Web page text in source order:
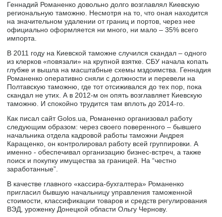
Геннадий Романенко довольно долго возглавлял Киевскую
региональную таможню. Несмотря на то, что оная находится
на значительном удалении от границ и портов, через нее
официально оформляется ни много, ни мало – 35% всего
импорта.
В 2011 году на Киевской таможне случился скандал – одного
из клерков «повязали» на крупной взятке. СБУ начала копать
глубже и вышла на масштабные схемы мздоимства. Геннадия
Романенко оперативно сняли с должности и перевели на
Полтавскую таможню, где тот отсиживался до тех пор, пока
скандал не утих. А в 2012-м он опять возглавляет Киевскую
таможню. И спокойно трудится там вплоть до 2014-го.
Как писал сайт Golos.ua, Романенко организовал работу
следующим образом: через своего поверенного – бывшего
начальника отдела кадровой работы таможни Андрея
Каращенко, он контролировал работу всей группировки. А
именно - обеспечивал организацию бизнес-встреч, а также
поиск и покупку имущества за границей. На “честно
заработанные”.
В качестве главного «кассира-бухгалтера» Романенко
пригласил бывшую начальницу управления таможенной
стоимости, классификации товаров и средств регулирования
ВЭД, уроженку Донецкой области Ольгу Чернову.